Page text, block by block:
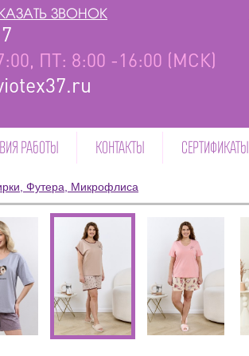
ПТ: 8:00 -16:00 (МСК)
ЗВОНОК
РАБОТЫ КОНТАКТЫ СЕРТИФИКАТЫ
Футера, Микрофлиса